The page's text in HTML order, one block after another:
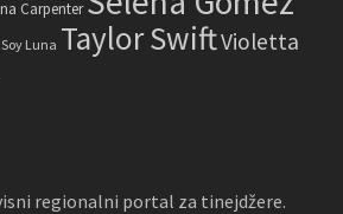
Carpenter
Soy Luna Taylor SwiftVioletta
regionalni portal za tinejdžere.